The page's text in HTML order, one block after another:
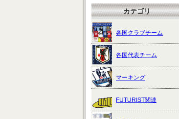
カテゴリ
各国クラブチーム
各国代表チーム
マーキング
FUTURIST関連